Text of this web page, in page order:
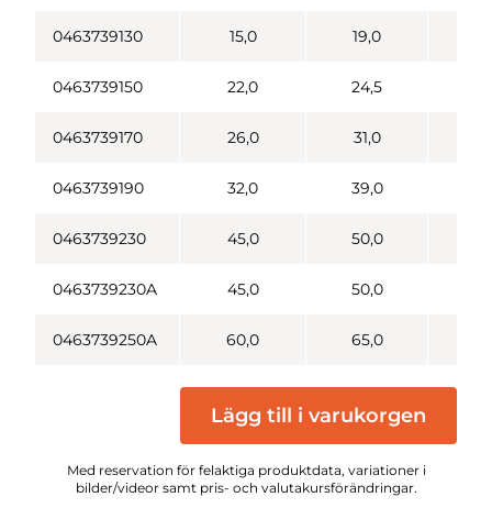
0463739130 15,0 19,0
0463739150 22,0 24,5
0463739170 26,0 31,0
0463739190 32,0 39,0
0463739230 45,0 50,0
0463739230A 45,0 50,0
0463739250A 60,0 65,0
Lägg till i varukorgen
Med reservation för felaktiga produktdata, variationer i
bilder/videor samt pris- och valutakursförändringar.